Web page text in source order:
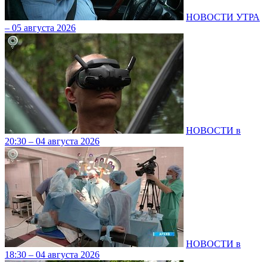
НОВОСТИ УТРА
– 05 августа 2026
НОВОСТИ в
20:30 – 04 августа 2026
НОВОСТИ в
18:30 – 04 августа 2026